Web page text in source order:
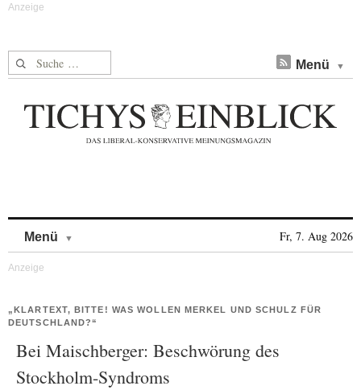
Suche nach: Menü
Menü Fr, 7. Aug 2026
„KLARTEXT, BITTE! WAS WOLLEN MERKEL UND SCHULZ FÜR
DEUTSCHLAND?“
Bei Maischberger: Beschwörung des
Stockholm-Syndroms